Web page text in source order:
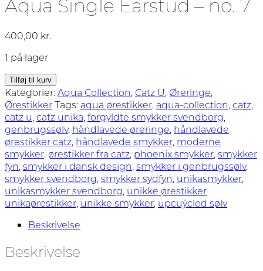
400,00 kr.
1 på lager
Aqua
Single
Earstud
-
no.
7
antal
Tilføj til kurv
Kategorier:Aqua Collection, Catz U, Øreringe,
ØrestikkerTags: aqua ørestikker, aqua-collection, catz,
catz u, catz unika, forgyldte smykker svendborg,
genbrugssølv, håndlavede øreringe, håndlavede
ørestikker catz, håndlavede smykker, moderne
smykker, ørestikker fra catz, phoenix smykker, smykker
fyn, smykker i dansk design, smykker i genbrugssølv,
smykker svendborg, smykker sydfyn, unikasmykker,
unikasmykker svendborg, unikke ørestikker
unikaørestikker, unikke smykker, upcuýcled sølv
Beskrivelse
Beskrivelse